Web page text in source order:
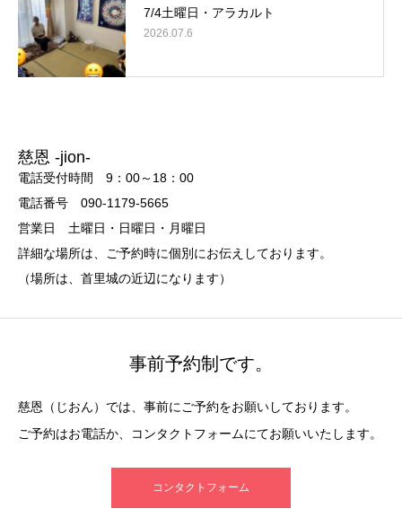
7/4土曜日・アラカルト
2026.07.6
慈恩 -jion-
電話受付時間 9：00～18：00
電話番号 090-1179-5665
営業日 土曜日・日曜日・月曜日
詳細な場所は、ご予約時に個別にお伝えしております。
（場所は、首里城の近辺になります）
事前予約制です。
慈恩（じおん）では、事前にご予約をお願いしております。
ご予約はお電話か、コンタクトフォームにてお願いいたします。
コンタクトフォーム